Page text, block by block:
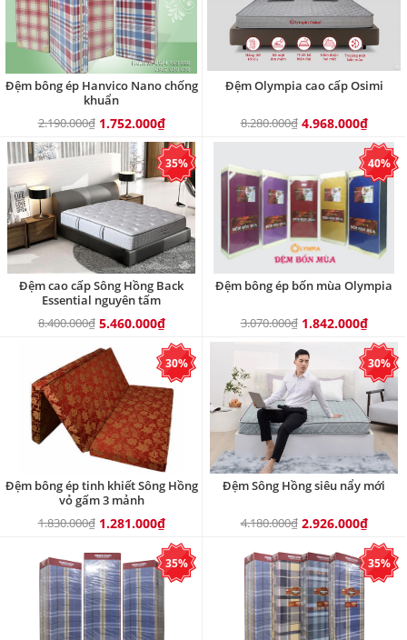
Đệm bông ép Hanvico Nano chống
khuẩn
2.190.000₫ 1.752.000₫
Đệm Olympia cao cấp Osimi
8.280.000₫ 4.968.000₫
35%
Đệm cao cấp Sông Hồng Back
Essential nguyên tấm
8.400.000₫ 5.460.000₫
40%
Đệm bông ép bốn mùa Olympia
3.070.000₫ 1.842.000₫
30%
Đệm bông ép tinh khiết Sông Hồng
vỏ gấm 3 mảnh
1.830.000₫ 1.281.000₫
30%
Đệm Sông Hồng siêu nẩy mới
4.180.000₫ 2.926.000₫
35% 35%